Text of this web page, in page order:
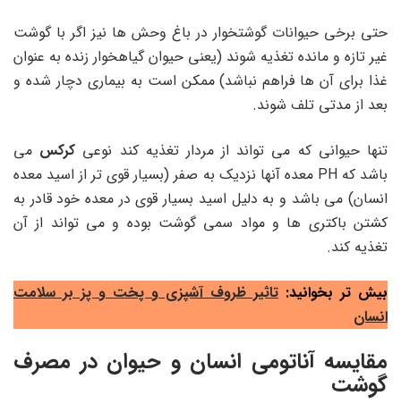
حتی برخی حیوانات گوشتخوار در باغ وحش ها نیز اگر با گوشت
غیر تازه و مانده تغذیه شوند (یعنی حیوان گیاهخوار زنده به عنوان
غذا برای آن ها فراهم نباشد) ممکن است به بیماری دچار شده و
بعد از مدتی تلف شوند.
تنها حیوانی که می تواند از مردار تغذیه کند نوعی کرکس می
باشد کهPH معده آنها نزدیک به صفر (بسیار قوی تر از اسید معده
انسان) می باشد و به دلیل اسید بسیار قوی در معده خود قادر به
کشتن باکتری ها و مواد سمی گوشت بوده و می تواند از آن
تغذیه کند.
بیش تر بخوانید: تاثیر ظروف آشپزی و پخت و پز بر سلامت
انسان
مقایسه آناتومی انسان و حیوان در مصرف
گوشت